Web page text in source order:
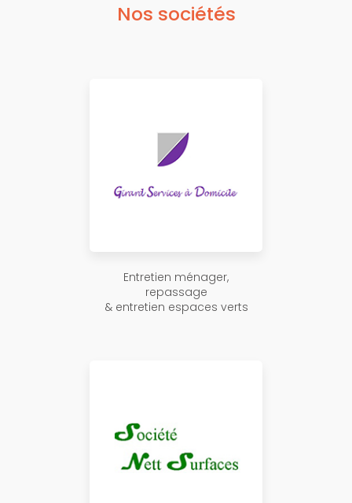
Nos sociétés
Entretien ménager,
repassage
& entretien espaces verts